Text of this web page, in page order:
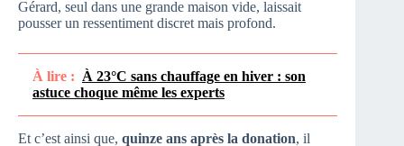
Gérard, seul dans une grande maison vide, laissait
pousser un ressentiment discret mais profond.
À lire : À 23°C sans chauffage en hiver : son
astuce choque même les experts
Et c’est ainsi que, quinze ans après la donation, il